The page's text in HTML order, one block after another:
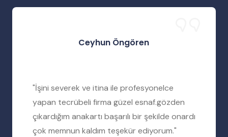
Ceyhun Öngören
"İşini severek ve itina ile profesyonelce
yapan tecrübeli firma güzel esnaf.gözden
çıkardığım anakartı başarılı bir şekilde onardı
çok memnun kaldım teşekür ediyorum."